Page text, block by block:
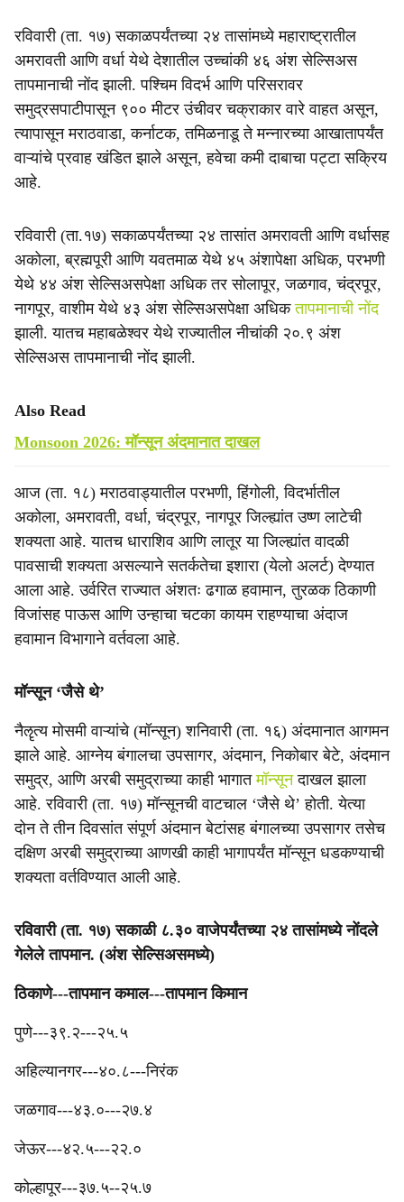
रविवारी (ता. १७) सकाळपर्यंतच्या २४ तासांमध्ये महाराष्ट्रातील
अमरावती आणि वर्धा येथे देशातील उच्चांकी ४६ अंश सेल्सिअस
तापमानाची नोंद झाली. पश्चिम विदर्भ आणि परिसरावर
समुद्रसपाटीपासून ९०० मीटर उंचीवर चक्राकार वारे वाहत असून,
त्यापासून मराठवाडा, कर्नाटक, तमिळनाडू ते मन्नारच्या आखातापर्यंत
वाऱ्यांचे प्रवाह खंडित झाले असून, हवेचा कमी दाबाचा पट्टा सक्रिय
आहे.
रविवारी (ता.१७) सकाळपर्यंतच्या २४ तासांत अमरावती आणि वर्धासह
अकोला, ब्रह्मपूरी आणि यवतमाळ येथे ४५ अंशापेक्षा अधिक, ‎परभणी
येथे ४४ अंश सेल्सिअसपेक्षा अधिक तर ‎सोलापूर, जळगाव, चंद्रपूर,
‎नागपूर, वाशीम येथे ४३ अंश सेल्सिअसपेक्षा अधिकतापमानाची नोंद
झाली. यातच महाबळेश्वर येथे राज्यातील नीचांकी २०.९ अंश
सेल्सिअस तापमानाची नोंद झाली.
Also Read
Monsoon 2026: मॉन्सून अंदमानात दाखल
आज (ता. १८) मराठवाड्यातील परभणी, हिंगोली, विदर्भातील
अकोला, अमरावती, वर्धा, चंद्रपूर, नागपूर जिल्ह्यांत उष्ण लाटेची
शक्यता आहे. यातच धाराशिव आणि लातूर या जिल्ह्यांत वादळी
पावसाची शक्यता असल्याने सतर्कतेचा इशारा (येलो अलर्ट) देण्यात
आला आहे. उर्वरित राज्यात अंशतः ढगाळ हवामान, तुरळक ठिकाणी
विजांसह पाऊस आणि उन्हाचा चटका कायम राहण्याचा अंदाज
हवामान विभागाने वर्तवला आहे.
मॉन्सून ‘जैसे थे’
नैॡत्य मोसमी वाऱ्यांचे (मॉन्सून) शनिवारी (ता. १६) अंदमानात आगमन
झाले आहे. आग्नेय बंगालचा उपसागर, अंदमान, निकोबार बेटे, अंदमान
समुद्र, आणि अरबी समुद्राच्या काही भागातमॉन्सूनदाखल झाला
आहे. रविवारी (ता. १७) मॉन्सूनची वाटचाल ‘जैसे थे’ होती. येत्या
दोन ते तीन दिवसांत संपूर्ण अंदमान बेटांसह बंगालच्या उपसागर तसेच
दक्षिण अरबी समुद्राच्या आणखी काही भागापर्यंत मॉन्सून धडकण्याची
शक्यता वर्तविण्यात आली आहे.
रविवारी (ता. १७) सकाळी ८.३० वाजेपर्यंतच्या २४ तासांमध्ये नोंदले
गेलेले तापमान. (अंश सेल्सिअसमध्ये)
‎ठिकाणे---तापमान कमाल---तापमान किमान
‎पुणे---३९.२---२५.५
अहिल्यानगर---४०.८---निरंक
जळगाव---४३.०---२७.४
जेऊर---४२.५---२२.०
‎‎कोल्हापूर---३७.५--२५.७